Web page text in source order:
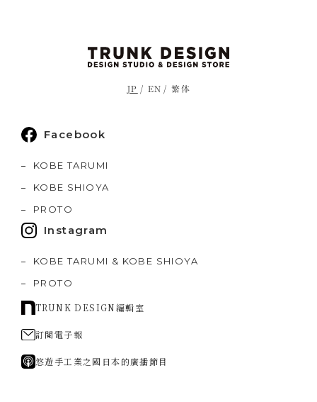
JP EN 繁体
Facebook
KOBE TARUMI
KOBE SHIOYA
PROTO
Instagram
KOBE TARUMI & KOBE SHIOYA
PROTO
TRUNK DESIGN編輯室
訂閱電子報
悠遊手工業之國日本的廣播節目